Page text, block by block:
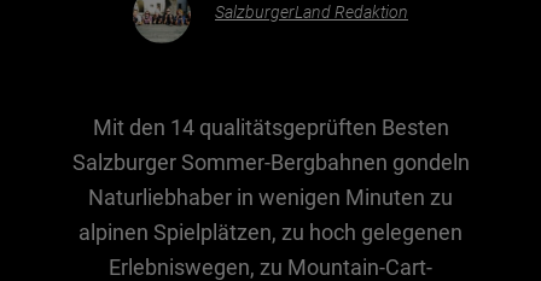
Nachhaltigkeit
Sehenswürdig
Kunst & Kultur
Brauchtum
SalzburgerLand Redaktion
Mit den 14 qualitätsgeprüften Besten
Salzburger Sommer-Bergbahnen gondeln
Naturliebhaber in wenigen Minuten zu
alpinen Spielplätzen, zu hoch gelegenen
Erlebniswegen, zu Mountain-Cart-